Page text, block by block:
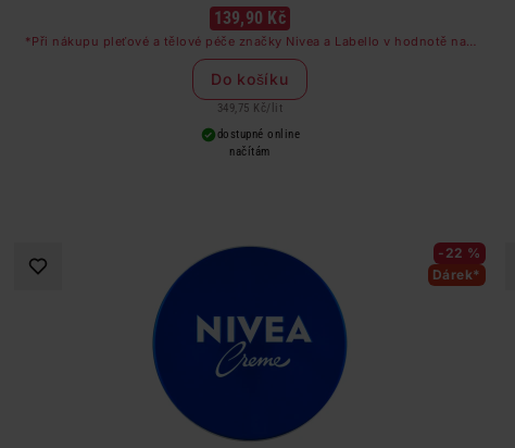
139,90 Kč
*Při nákupu pleťové a tělové péče značky Nivea a Labello v hodnotě nad
249 Kč dostanete odličovač očí zdarma
Do košíku
349,75 Kč/ lit
dostupné online
načítám
-22 %
Dárek*